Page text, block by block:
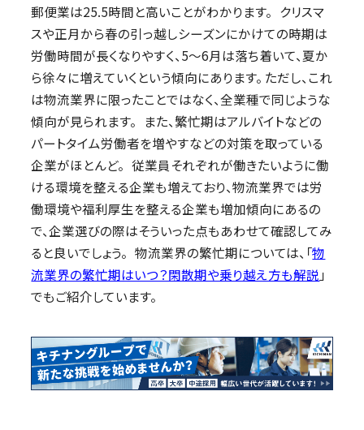
郵便業は25.5時間と高いことがわかります。 クリスマ
スや正月から春の引っ越しシーズンにかけての時期は
労働時間が長くなりやすく、5～6月は落ち着いて、夏か
ら徐々に増えていくという傾向にあります。 ただし、これ
は物流業界に限ったことではなく、全業種で同じような
傾向が見られます。 また、繁忙期はアルバイトなどの
パートタイム労働者を増やすなどの対策を取っている
企業がほとんど。 従業員それぞれが働きたいように働
ける環境を整える企業も増えており、物流業界では労
働環境や福利厚生を整える企業も増加傾向にあるの
で、企業選びの際はそういった点もあわせて確認してみ
ると良いでしょう。 物流業界の繁忙期については、「物
流業界の繁忙期はいつ？閑散期や乗り越え方も解説 」
でもご紹介しています。